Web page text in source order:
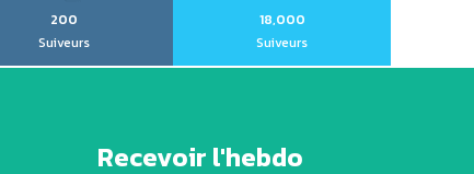
200
Suiveurs
18,000
Suiveurs
Recevoir l'hebdo